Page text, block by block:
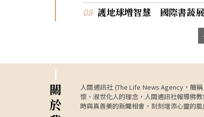
護地球增智慧 國際書蔬
關
於
人間通訊社 (The Life News Agency，簡
懷、淑世化人的理念，人間通訊社報導佛
時與真善美的新聞相會，刻刻增添心靈的